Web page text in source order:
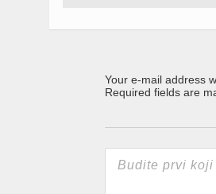
Your e-mail address
Required fields are